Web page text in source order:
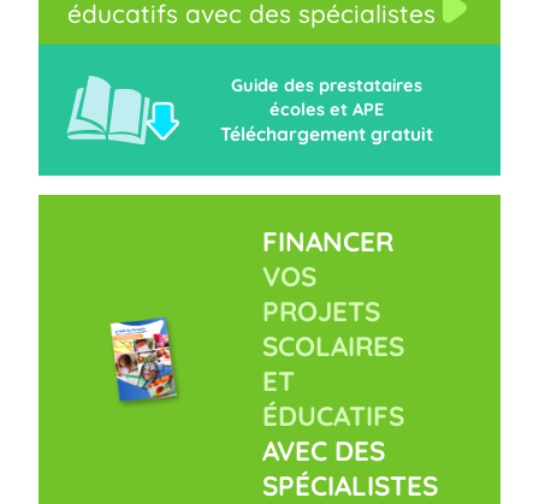
éducatifs avec des spécialistes
Guide des prestataires
écoles et APE
Téléchargement gratuit
FINANCER
VOS
PROJETS
SCOLAIRES
ET
ÉDUCATIFS
AVEC DES
SPÉCIALISTES